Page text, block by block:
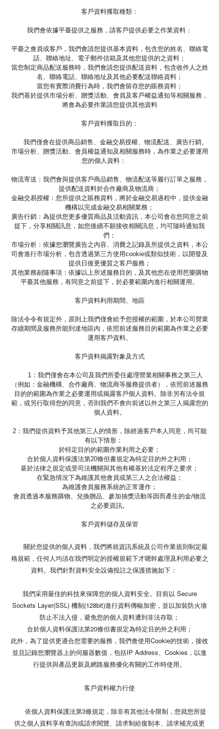
客戶資料獲取種類：
我們會依據平臺提供之服務，請客戶提供必要之作業資料：
平臺之會員或客戶，我們會請您提供基本資料，包含您的姓名、聯絡電
話、聯絡地址、電子郵件信箱及其他您提供的之資料；
當您制定商品配送服務時，我們會請您提供配送資料，包含收件人之姓
名、聯絡電話、聯絡地址及其他必要配送聯絡資料；
當您有實際消費行為時，我們會留存您的賬務資料；
我們基於提供市場分析、贈獎活動、會員及客戶權益通知等相關服務，
將會為必要作業請您提供其他資料
客戶資料獲取目的：
我們僅會在提供商品銷售、金融交易授權、物流配送、廣告行銷、
市場分析、贈獎活動、會員權益通知及相關服務時，為作業之必要運用
您的個人資料：
物流寄送：我們會與提供客戶商品銷售、物流配送等履行訂單之服務，
提供配送資料於合作廠商及物流商；
金融交易授權：您所提供之賬務資料，將於金融交易過程中，提供金融
機構以完成金融交易相關業務；
廣告行銷：為提供您更多優質商品及活動資訊，本公司會在您同意之前
提下，分享相關訊息，如您後續不願接收相關訊息，均可隨時通知我
們；
市場分析：依據您瀏覽廣告之內容、消費之記錄及所提供之資料，本公
司會進行市場分析，包含透過第三方使用cookie或類似技術，以開發及
提供日後更優質之客戶服務；
其他業務副隨事項：依據以上所述服務目的，及其他您在使用芭樂購物
平臺其他服務，有同意之前提下，於必要範圍內進行相關運用。
客戶資料利用期間、地區
除法令令有規定外，原則上我們僅會給予您授權的範圍，於本公司營業
存續期間及服務所能到達地區內，依照前述服務目的範圍為作業之必要
運用客戶資料。
客戶資料揭露對象及方式
1：我們僅會在本公司及我們所委任處理營業相關事務之第三人
（例如：金融機構、合作廠商、物流商等服務提供者），依照前述服務
目的的範圍為作業之必要運用或揭露客戶個人資料。除非另有法令規
範，或另行取得您的同意，否則我們不會向前述以外之第三人揭露您的
個人資料。
2：我們提供資料予其他第三人的情形，除經過客戶本人同意，尚可能
有以下情形：
於特定目的的範圍作業利用之必要；
合於個人資料保護法第20條但書規定為特定目的外之利用；
基於法律之規定或受司法機關與其他有權基於法定程序之要求；
在緊急情況下為維護其他會員或第三人之合法權益；
為維護會員服務系統的正常運作；
會員透過本服務購物、兌換贈品、參加抽獎活動等因而產生的金/物流
之必要資訊。
客戶資料儲存及保管
關於您提供的個人資料，我們將就資訊系統及公司作業規則制定嚴
格規範，任何人均須在我們明定的授權規範下才嗯幹處理及利用必要之
資料。我們針對資料安全設備投註之保護措施如下：
我們采用最佳的科技來保障您的個人資料安全。目前以 Secure
Sockets Layer(SSL) 機制(128bit)進行資料傳輸加密，並以加裝防火墻
防止不法入侵，避免您的個人資料遭到非法存取；
合於個人資料保護法第20條但書規定為特定目的外之利用；
此外，為了提供更適合您需要的服務，我們會使用Cookie的技術，接收
並且記錄您瀏覽器上的伺服器數值，包括IP Address、Cookies，以進
行提供與產品更新及網路服務優化有關的工作時使用。
客戶資料權力行使
依個人資料保護法第3條規定，除非有其他法令限制，您就您所提
供之個人資料享有查詢或請求閱覽、請求制給復制本、請求補充或更